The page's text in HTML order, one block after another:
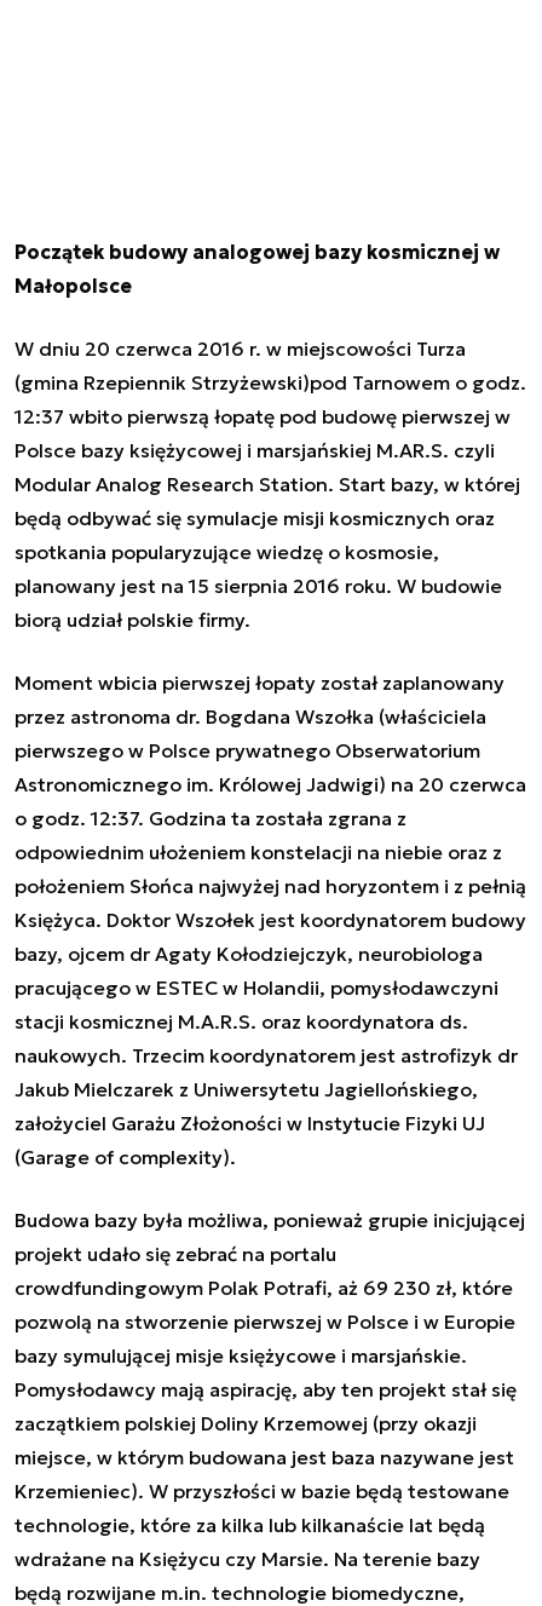
Początek budowy analogowej bazy kosmicznej w
Małopolsce
W dniu 20 czerwca 2016 r. w miejscowości Turza
(gmina Rzepiennik Strzyżewski)pod Tarnowem o godz.
12:37 wbito pierwszą łopatę pod budowę pierwszej w
Polsce bazy księżycowej i marsjańskiej M.AR.S. czyli
Modular Analog Research Station. Start bazy, w której
będą odbywać się symulacje misji kosmicznych oraz
spotkania popularyzujące wiedzę o kosmosie,
planowany jest na 15 sierpnia 2016 roku. W budowie
biorą udział polskie firmy.
Moment wbicia pierwszej łopaty został zaplanowany
przez astronoma dr. Bogdana Wszołka (właściciela
pierwszego w Polsce prywatnego Obserwatorium
Astronomicznego im. Królowej Jadwigi) na 20 czerwca
o godz. 12:37. Godzina ta została zgrana z
odpowiednim ułożeniem konstelacji na niebie oraz z
położeniem Słońca najwyżej nad horyzontem i z pełnią
Księżyca. Doktor Wszołek jest koordynatorem budowy
bazy, ojcem dr Agaty Kołodziejczyk, neurobiologa
pracującego w ESTEC w Holandii, pomysłodawczyni
stacji kosmicznej M.A.R.S. oraz koordynatora ds.
naukowych. Trzecim koordynatorem jest astrofizyk dr
Jakub Mielczarek z Uniwersytetu Jagiellońskiego,
założyciel Garażu Złożoności w Instytucie Fizyki UJ
(Garage of complexity).
Budowa bazy była możliwa, ponieważ grupie inicjującej
projekt udało się zebrać na portalu
crowdfundingowym Polak Potrafi, aż 69 230 zł, które
pozwolą na stworzenie pierwszej w Polsce i w Europie
bazy symulującej misje księżycowe i marsjańskie.
Pomysłodawcy mają aspirację, aby ten projekt stał się
zaczątkiem polskiej Doliny Krzemowej (przy okazji
miejsce, w którym budowana jest baza nazywane jest
Krzemieniec). W przyszłości w bazie będą testowane
technologie, które za kilka lub kilkanaście lat będą
wdrażane na Księżycu czy Marsie. Na terenie bazy
będą rozwijane m.in. technologie biomedyczne,